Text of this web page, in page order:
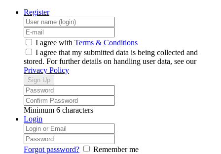
Register
I agree with Terms & Conditions
I agree that my submitted data is being collected and
stored. For further details on handling user data, see our
Privacy Policy
Minimum 6 characters
Login
Forgot password? Remember me